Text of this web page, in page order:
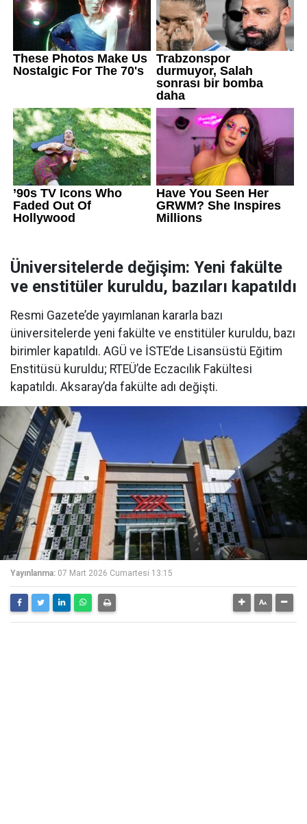
Üniversitelerde değişim: Yeni fakülte
ve enstitüler kuruldu, bazıları kapatıldı
Resmi Gazete’de yayımlanan kararla bazı
üniversitelerde yeni fakülte ve enstitüler kuruldu, bazı
birimler kapatıldı. AGÜ ve İSTE’de Lisansüstü Eğitim
Enstitüsü kuruldu; RTEÜ’de Eczacılık Fakültesi
kapatıldı. Aksaray’da fakülte adı değişti.
Yayınlanma: 07 Mart 2026 Cumartesi 13:15